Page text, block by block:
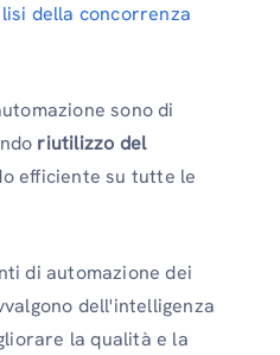
della concorrenza
sono di
riutilizzo del
efficiente su tutte le
di automazione dei
dell'intelligenza
la qualità e la